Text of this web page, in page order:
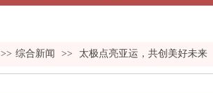
>> 综合新闻 >> 太极点亮亚运，共创美好未来